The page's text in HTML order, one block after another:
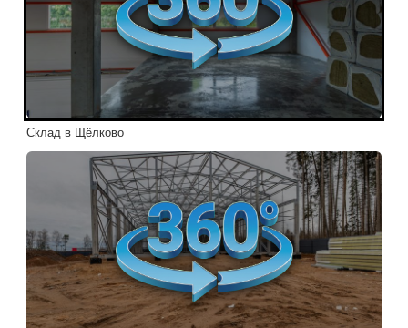
Склад в Щёлково